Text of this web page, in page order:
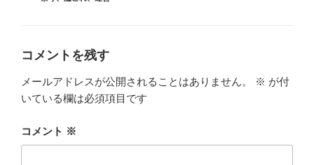
リ
コメントを残す
メールアドレスが公開されることはありません。 ※ が付
いている欄は必須項目です
コメント ※